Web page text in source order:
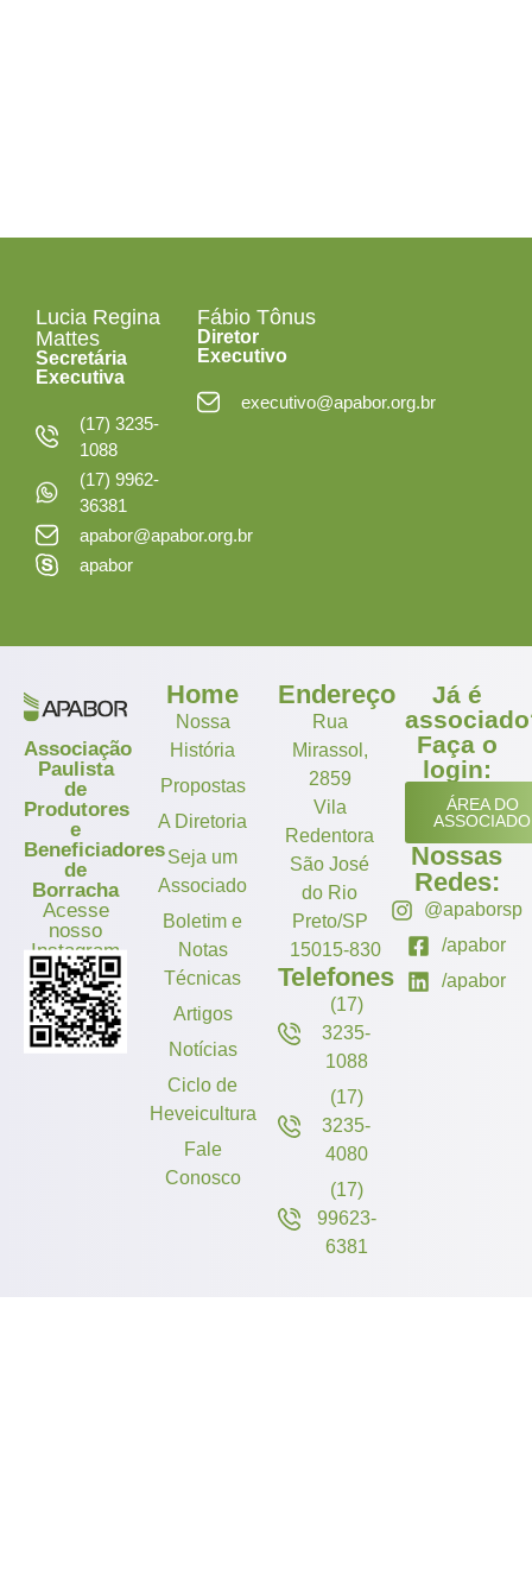
Lucia Regina
Mattes
Secretária
Executiva
(17) 3235-
1088
(17) 9962-
36381
apabor@apabor.org.br
apabor
Fábio Tônus
Diretor
Executivo
executivo@apabor.org.br
Associação
Paulista
de
Produtores
e
Beneficiadores
de
Borracha
Acesse
nosso
Instagram
Home
Nossa
História
Propostas
A Diretoria
Seja um
Associado
Boletim e
Notas
Técnicas
Artigos
Notícias
Ciclo de
Heveicultura
Fale
Conosco
Endereço
Rua
Mirassol,
2859
Vila
Redentora
São José
do Rio
Preto/SP
15015-830
Telefones
(17)
3235-
1088
(17)
3235-
4080
(17)
99623-
6381
Já é
Faça o
login:
ÁREA DO
ASSOCIADO
Nossas
Redes:
@apaborsp
/apabor
/apabor